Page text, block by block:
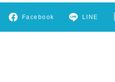
Facebook LINE